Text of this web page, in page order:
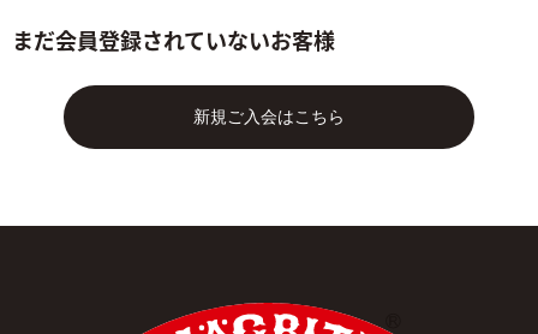
まだ会員登録されていないお客様
新規ご入会はこちら